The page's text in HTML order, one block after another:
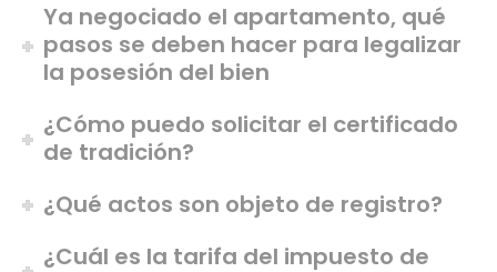
Ya negociado el apartamento, qué
pasos se deben hacer para legalizar
la posesión del bien
¿Cómo puedo solicitar el certificado
de tradición?
¿Qué actos son objeto de registro?
¿Cuál es la tarifa del impuesto de